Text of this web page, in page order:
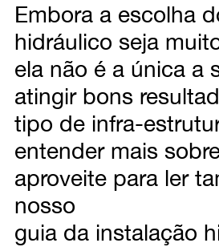
Embora a escolha
hidráulico seja
ela não é a única a
atingir bons
tipo de infra-
entender mais
aproveite para ler
nosso
guia da instalação